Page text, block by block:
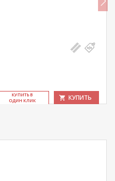
КУ­ПИТЬ В
ОДИН КЛИК
КУПИТЬ